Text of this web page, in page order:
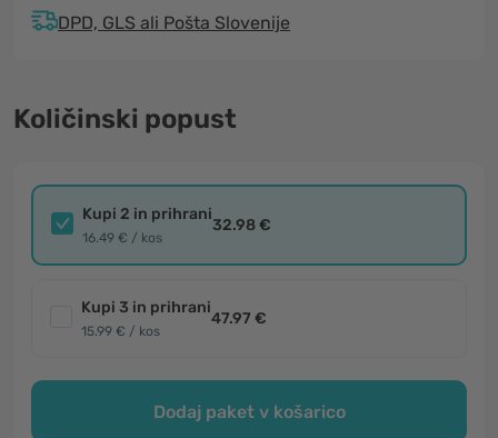
DPD, GLS ali Pošta Slovenije
Količinski popust
Kupi 2 in prihrani
16.49 € / kos
32.98 €
Kupi 3 in prihrani
15.99 € / kos
47.97 €
Dodaj paket v košarico